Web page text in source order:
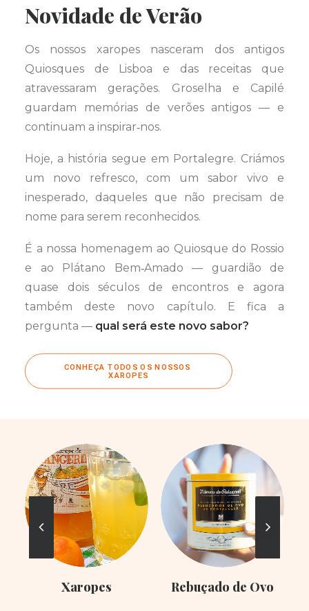
Novidade de Verão
Os nossos xaropes nasceram dos antigos
Quiosques de Lisboa e das receitas que
atravessaram gerações. Groselha e Capilé
guardam memórias de verões antigos — e
continuam a inspirar‑nos.
Hoje, a história segue em Portalegre. Criámos
um novo refresco, com um sabor vivo e
inesperado, daqueles que não precisam de
nome para serem reconhecidos.
É a nossa homenagem ao Quiosque do Rossio
e ao Plátano Bem‑Amado — guardião de
quase dois séculos de encontros e agora
também deste novo capítulo. E fica a
pergunta — qual será este novo sabor?
CONHEÇA TODOS OS NOSSOS
XAROPES
Xaropes Rebuçado de Ovo